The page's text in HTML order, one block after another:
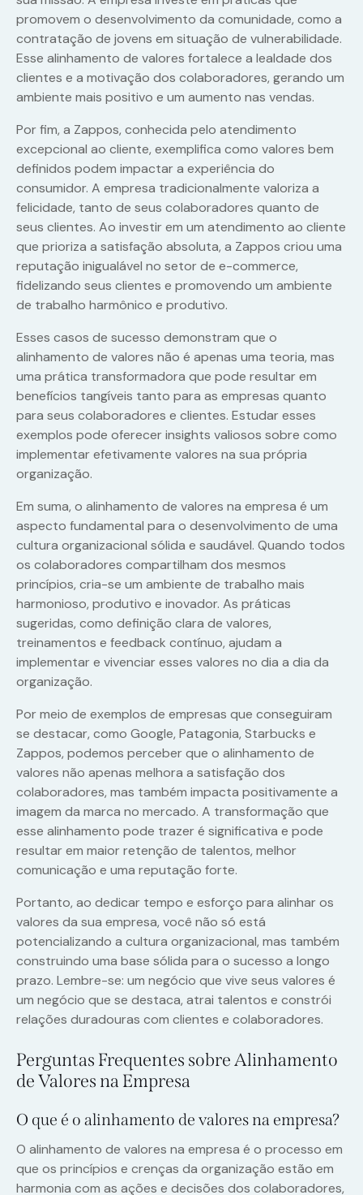
promovem o desenvolvimento da comunidade, como a
contratação de jovens em situação de vulnerabilidade.
Esse alinhamento de valores fortalece a lealdade dos
clientes e a motivação dos colaboradores, gerando um
ambiente mais positivo e um aumento nas vendas.
Por fim, a Zappos, conhecida pelo atendimento
excepcional ao cliente, exemplifica como valores bem
definidos podem impactar a experiência do
consumidor. A empresa tradicionalmente valoriza a
felicidade, tanto de seus colaboradores quanto de
seus clientes. Ao investir em um atendimento ao cliente
que prioriza a satisfação absoluta, a Zappos criou uma
reputação inigualável no setor de e-commerce,
fidelizando seus clientes e promovendo um ambiente
de trabalho harmônico e produtivo.
Esses casos de sucesso demonstram que o
alinhamento de valores não é apenas uma teoria, mas
uma prática transformadora que pode resultar em
benefícios tangíveis tanto para as empresas quanto
para seus colaboradores e clientes. Estudar esses
exemplos pode oferecer insights valiosos sobre como
implementar efetivamente valores na sua própria
organização.
Em suma, o alinhamento de valores na empresa é um
aspecto fundamental para o desenvolvimento de uma
cultura organizacional sólida e saudável. Quando todos
os colaboradores compartilham dos mesmos
princípios, cria-se um ambiente de trabalho mais
harmonioso, produtivo e inovador. As práticas
sugeridas, como definição clara de valores,
treinamentos e feedback contínuo, ajudam a
implementar e vivenciar esses valores no dia a dia da
organização.
Por meio de exemplos de empresas que conseguiram
se destacar, como Google, Patagonia, Starbucks e
Zappos, podemos perceber que o alinhamento de
valores não apenas melhora a satisfação dos
colaboradores, mas também impacta positivamente a
imagem da marca no mercado. A transformação que
esse alinhamento pode trazer é significativa e pode
resultar em maior retenção de talentos, melhor
comunicação e uma reputação forte.
Portanto, ao dedicar tempo e esforço para alinhar os
valores da sua empresa, você não só está
potencializando a cultura organizacional, mas também
construindo uma base sólida para o sucesso a longo
prazo. Lembre-se: um negócio que vive seus valores é
um negócio que se destaca, atrai talentos e constrói
relações duradouras com clientes e colaboradores.
Perguntas Frequentes sobre Alinhamento
de Valores na Empresa
O que é o alinhamento de valores na empresa?
O alinhamento de valores na empresa é o processo em
que os princípios e crenças da organização estão em
harmonia com as ações e decisões dos colaboradores,